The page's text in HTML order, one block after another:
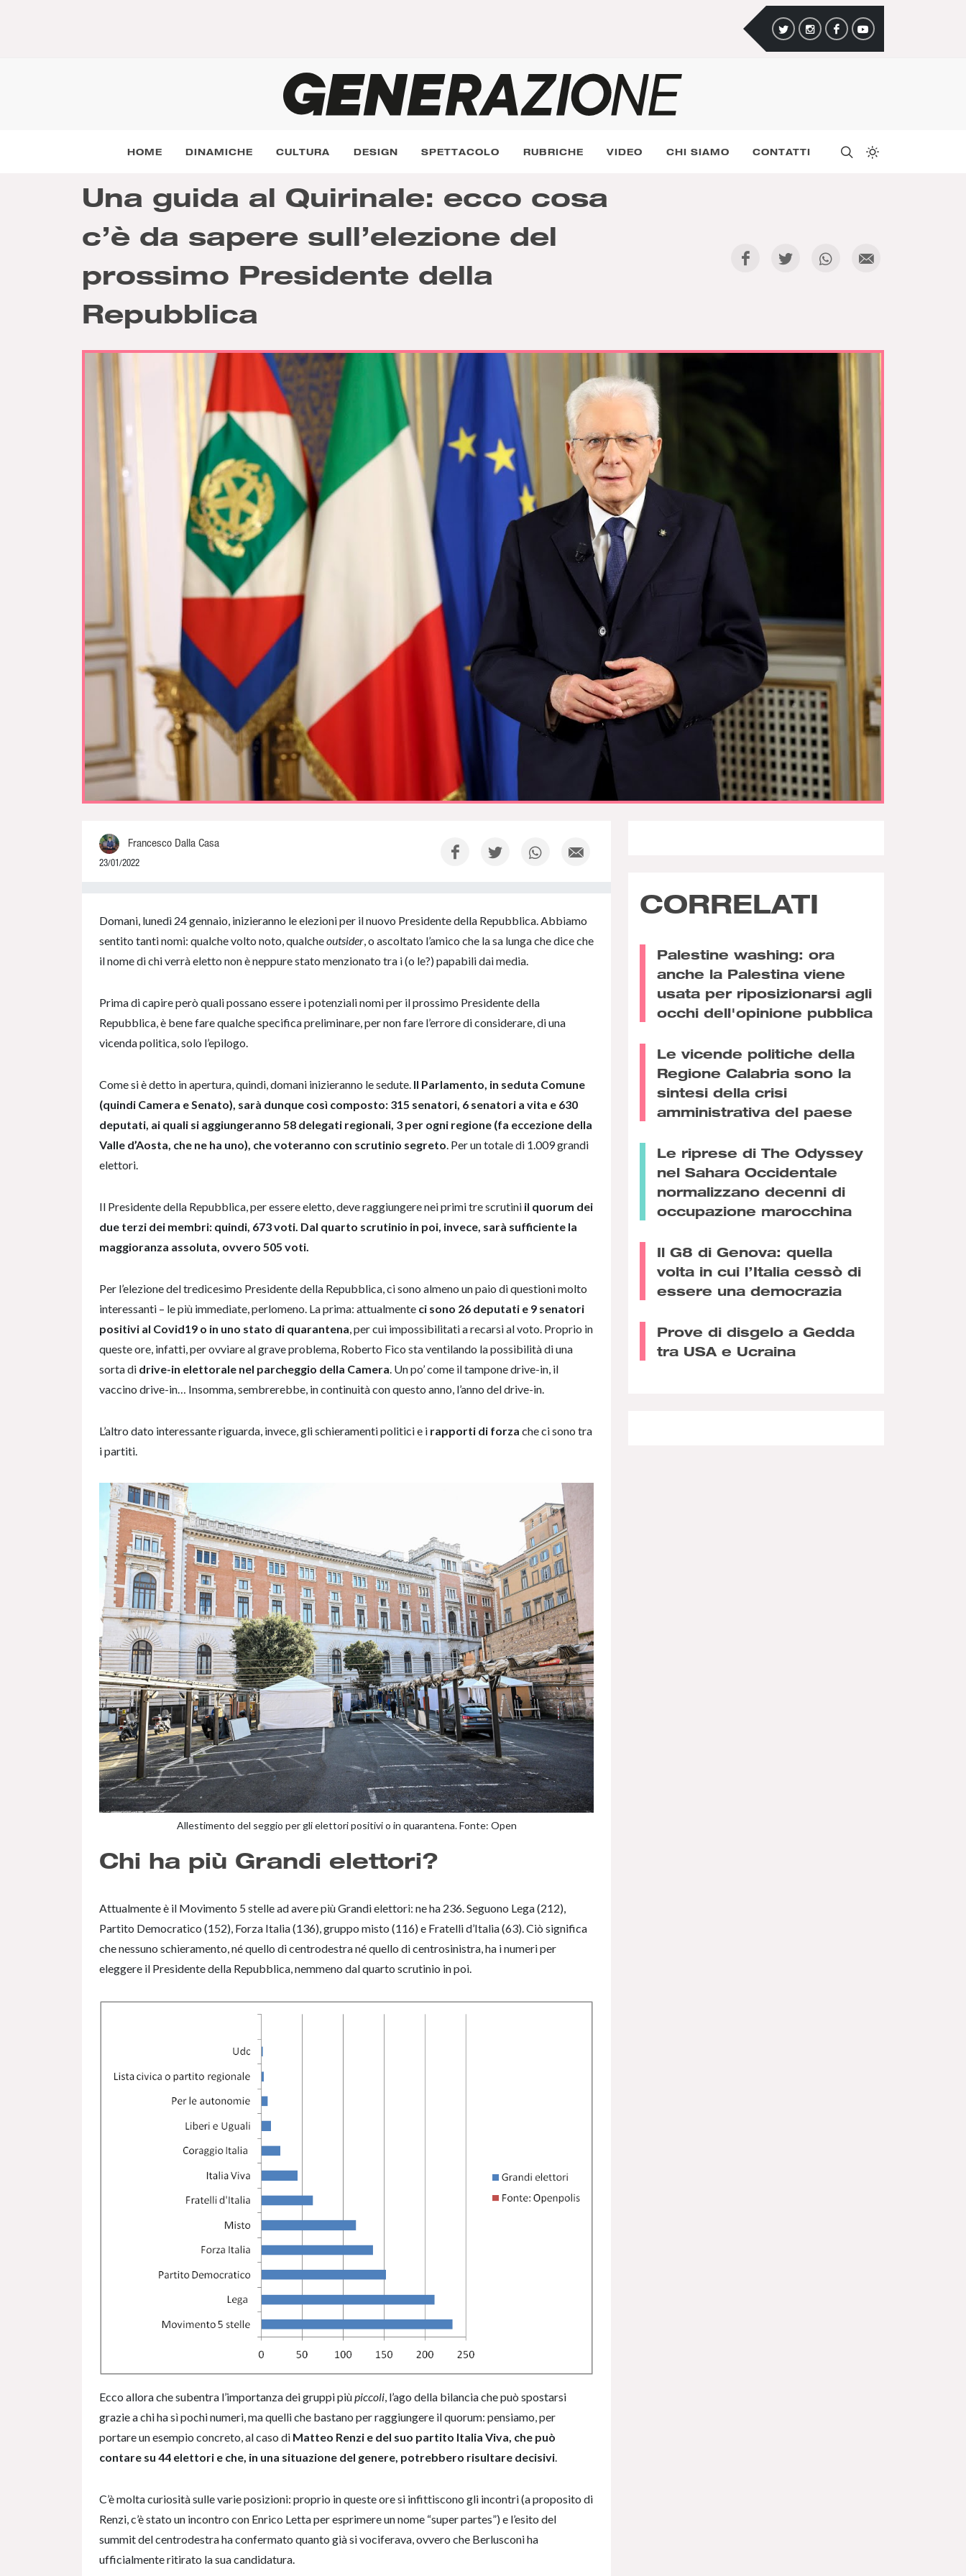
HOME DINAMICHE CULTURA DESIGN SPETTACOLO RUBRICHE VIDEO CHI SIAMO CONTATTI
Una guida al Quirinale: ecco cosa
c’è da sapere sull’elezione del
prossimo Presidente della
Repubblica
Francesco Dalla Casa
23/01/2022
Domani, lunedì 24 gennaio, inizieranno le elezioni per il nuovo Presidente della Repubblica. Abbiamo
sentito tanti nomi: qualche volto noto, qualcheoutsider, o ascoltato l’amico che la sa lunga che dice che
il nome di chi verrà eletto non è neppure stato menzionato tra i (o le?) papabili dai media.
Prima di capire però quali possano essere i potenziali nomi per il prossimo Presidente della
Repubblica, è bene fare qualche specifica preliminare, per non fare l’errore di considerare, di una
vicenda politica, solo l’epilogo.
Come si è detto in apertura, quindi, domani inizieranno le sedute. Il Parlamento, in seduta Comune
(quindi Camera e Senato), sarà dunque così composto: 315 senatori, 6 senatori a vita e 630
deputati, ai quali si aggiungeranno 58 delegati regionali, 3 per ogni regione (fa eccezione della
Valle d’Aosta, che ne ha uno), che voteranno con scrutinio segreto. Per un totale di 1.009 grandi
elettori.
Il Presidente della Repubblica, per essere eletto, deve raggiungere nei primi tre scrutini il quorum dei
due terzi dei membri: quindi, 673 voti. Dal quarto scrutinio in poi, invece, sarà sufficiente la
maggioranza assoluta, ovvero 505 voti.
Per l’elezione del tredicesimo Presidente della Repubblica, ci sono almeno un paio di questioni molto
interessanti – le più immediate, perlomeno. La prima: attualmente ci sono 26 deputati e 9 senatori
positivi al Covid19 o in uno stato di quarantena, per cui impossibilitati a recarsi al voto. Proprio in
queste ore, infatti, per ovviare al grave problema, Roberto Fico sta ventilando la possibilità di una
sorta di drive-in elettorale nel parcheggio della Camera. Un po’ come il tampone drive-in, il
vaccino drive-in… Insomma, sembrerebbe, in continuità con questo anno, l’anno del drive-in.
L’altro dato interessante riguarda, invece, gli schieramenti politici e i rapporti di forza che ci sono tra
i partiti.
Allestimento del seggio per gli elettori positivi o in quarantena. Fonte: Open
Chi ha più Grandi elettori?
Attualmente è il Movimento 5 stelle ad avere più Grandi elettori: ne ha 236. Seguono Lega (212),
Partito Democratico (152), Forza Italia (136), gruppo misto (116) e Fratelli d’Italia (63). Ciò significa
che nessuno schieramento, né quello di centrodestra né quello di centrosinistra, ha i numeri per
eleggere il Presidente della Repubblica, nemmeno dal quarto scrutinio in poi.
Ecco allora che subentra l’importanza dei gruppi piùpiccoli , l’ago della bilancia che può spostarsi
grazie a chi ha sì pochi numeri, ma quelli che bastano per raggiungere il quorum: pensiamo, per
portare un esempio concreto, al caso di Matteo Renzi e del suo partito Italia Viva, che può
contare su 44 elettori e che, in una situazione del genere, potrebbero risultare decisivi
C’è molta curiosità sulle varie posizioni: proprio in queste ore si infittiscono gli incontri (a proposito di
Renzi, c’è stato un incontro con Enrico Letta per esprimere un nome “super partes”) e l’esito del
summit del centrodestra ha confermato quanto già si vociferava, ovvero che Berlusconi ha
ufficialmente ritirato la sua candidatura.
CORRELATI
Palestine washing: ora
anche la Palestina viene
usata per riposizionarsi agli
occhi dell'opinione pubblica
Le vicende politiche della
Regione Calabria sono la
sintesi della crisi
amministrativa del paese
Le riprese di The Odyssey
nel Sahara Occidentale
normalizzano decenni di
occupazione marocchina
Il G8 di Genova: quella
volta in cui l’Italia cessò di
essere una democrazia
Prove di disgelo a Gedda
tra USA e Ucraina